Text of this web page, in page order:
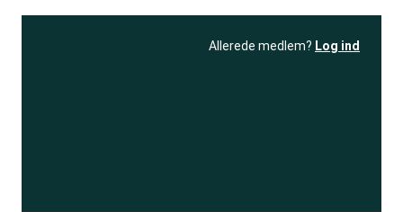
Allerede medlem? Log ind